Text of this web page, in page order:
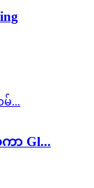
ာ Gl...